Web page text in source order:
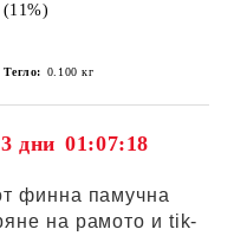
Тегло: 0.100 кг
дни 01:07:18
финна памучна
на рамото и tik-